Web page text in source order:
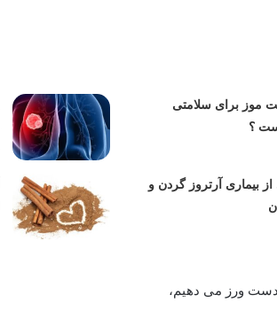
موز برای سلامتی
؟
بیماری آرتروز گردن و